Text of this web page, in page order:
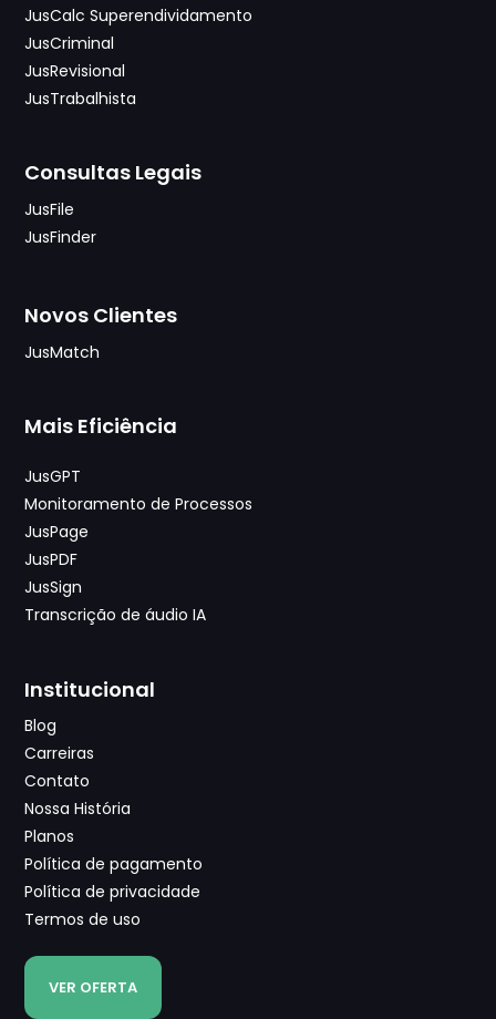
JusCalc Superendividamento
JusCriminal
JusRevisional
JusTrabalhista
Consultas Legais
JusFile
JusFinder
Novos Clientes
JusMatch
Mais Eficiência
JusGPT
Monitoramento de Processos
JusPage
JusPDF
JusSign
Transcrição de áudio IA
Institucional
Blog
Carreiras
Contato
Nossa História
Planos
Política de pagamento
Política de privacidade
Termos de uso
VER OFERTA